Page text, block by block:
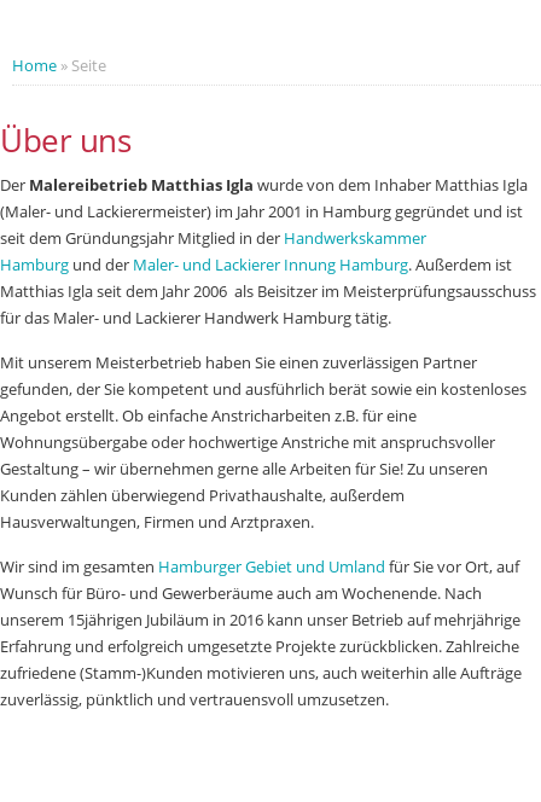
Home » Seite
Über uns
Der Malereibetrieb Matthias Igla wurde von dem Inhaber Matthias Igla
(Maler- und Lackierermeister) im Jahr 2001 in Hamburg gegründet und ist
seit dem Gründungsjahr Mitglied in der Handwerkskammer
Hamburg und der Maler- und Lackierer Innung Hamburg. Außerdem ist
Matthias Igla seit dem Jahr 2006 als Beisitzer im Meisterprüfungsausschuss
für das Maler- und Lackierer Handwerk Hamburg tätig.
Mit unserem Meisterbetrieb haben Sie einen zuverlässigen Partner
gefunden, der Sie kompetent und ausführlich berät sowie ein kostenloses
Angebot erstellt. Ob einfache Anstricharbeiten z.B. für eine
Wohnungsübergabe oder hochwertige Anstriche mit anspruchsvoller
Gestaltung – wir übernehmen gerne alle Arbeiten für Sie! Zu unseren
Kunden zählen überwiegend Privathaushalte, außerdem
Hausverwaltungen, Firmen und Arztpraxen.
Wir sind im gesamten Hamburger Gebiet und Umland für Sie vor Ort, auf
Wunsch für Büro- und Gewerberäume auch am Wochenende. Nach
unserem 15jährigen Jubiläum in 2016 kann unser Betrieb auf mehrjährige
Erfahrung und erfolgreich umgesetzte Projekte zurückblicken. Zahlreiche
zufriedene (Stamm-)Kunden motivieren uns, auch weiterhin alle Aufträge
zuverlässig, pünktlich und vertrauensvoll umzusetzen.